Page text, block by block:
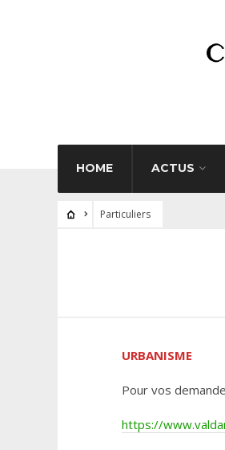
HOME ACTUS
Particuliers
URBANISME
Pour vos
https://